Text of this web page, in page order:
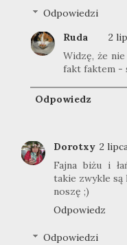
Odpowiedzi
Ruda
2
Widzę, że
fakt faktem -
Odpowiedz
Dorotxy 2
Fajna biżu i
takie zwykle
noszę ;)
Odpowiedz
Odpowiedzi